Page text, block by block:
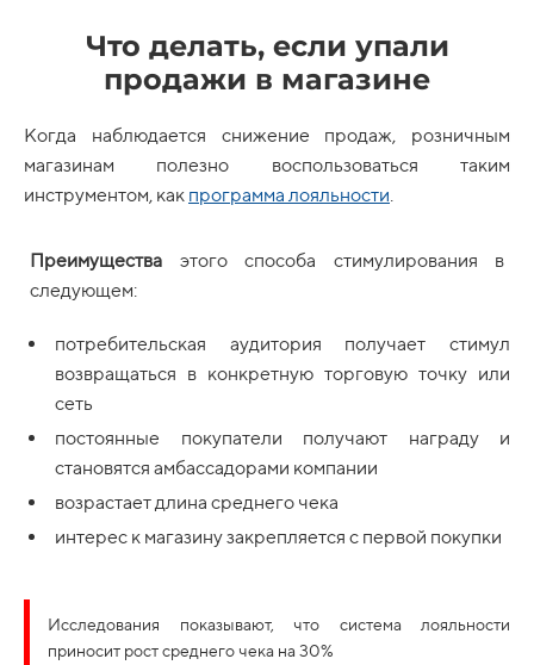
Что делать, если упали
продажи в магазине
Когда наблюдается снижение продаж, розничным
магазинам полезно воспользоваться таким
инструментом, как программа лояльности
Преимущества этого способа стимулирования в
следующем:
потребительская аудитория получает стимул
возвращаться в конкретную торговую точку или
сеть
постоянные покупатели получают награду и
становятся амбассадорами компании
возрастает длина среднего чека
интерес к магазину закрепляется с первой покупки
Исследования показывают, что система лояльности
приносит рост среднего чека на 30%